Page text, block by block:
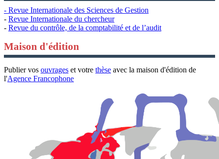
- Revue Internationale des Sciences de Gestion
- Revue Internationale du chercheur
- Revue du contrôle, de la comptabilité et de l’audit
Maison d'édition
Publier vos ouvrages et votre thèse avec la maison d'édition de
l'Agence Francophone